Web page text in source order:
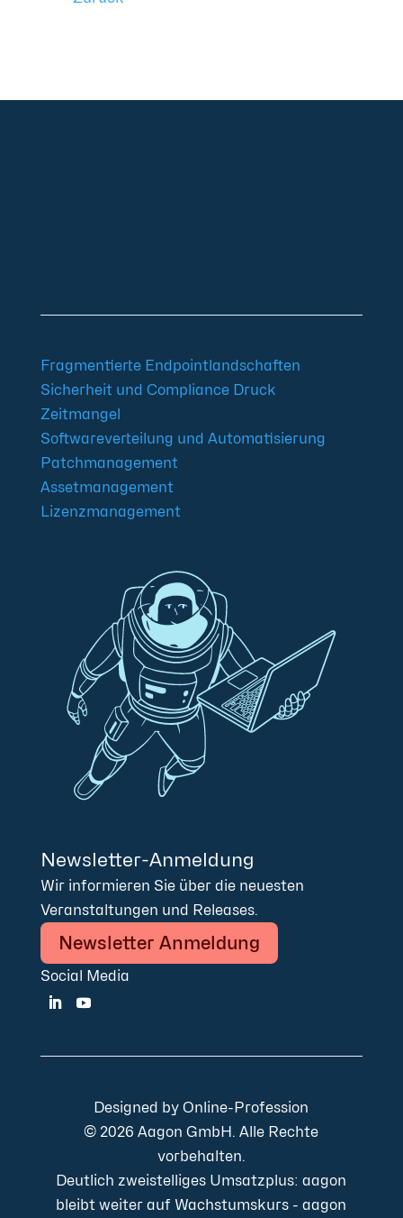
Fragmentierte Endpointlandschaften
Sicherheit und Compliance Druck
Zeitmangel
Softwareverteilung und Automatisierung
Patchmanagement
Assetmanagement
Lizenzmanagement
Newsletter-Anmeldung
Wir informieren Sie über die neuesten
Veranstaltungen und Releases.
Newsletter Anmeldung
Social Media
Designed byOnline-Profession
© 2026 Aagon GmbH. Alle Rechte
vorbehalten.
Deutlich zweistelliges Umsatzplus: aagon
bleibt weiter auf Wachstumskurs - aagon